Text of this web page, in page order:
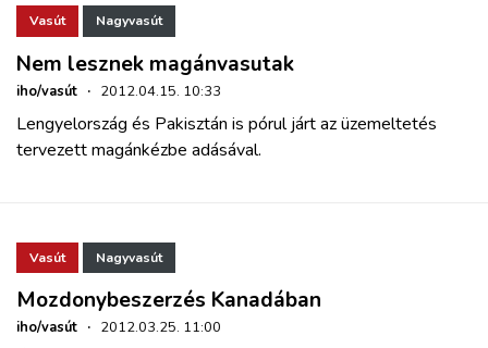
Vasút Nagyvasút
Nem lesznek magánvasutak
iho/vasút · 2012.04.15. 10:33
Lengyelország és Pakisztán is pórul járt az üzemeltetés
tervezett magánkézbe adásával.
Vasút Nagyvasút
Mozdonybeszerzés Kanadában
iho/vasút · 2012.03.25. 11:00